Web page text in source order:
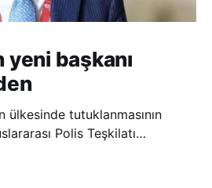
yeni başkanı
ülkesinde tutuklanmasının
Polis Teşkilatı